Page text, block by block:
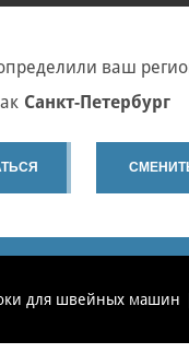
ваш
Санкт-Петербург
655-67-58 Запчасти -
655-67-37 Ремонт
для швейных машин